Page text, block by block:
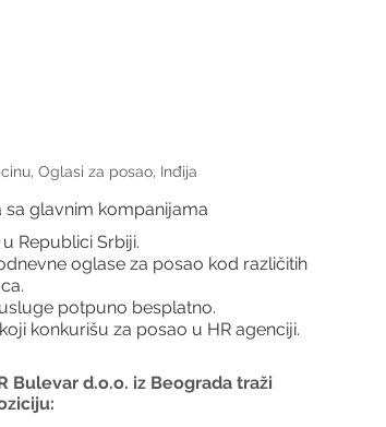
Oglasi za posao, Inđija
sa glavnim kompanijama
Republici Srbiji.
oglase za posao kod različitih
potpuno besplatno.
konkurišu za posao u HR agenciji.
Bulevar d.o.o. iz Beograda traži